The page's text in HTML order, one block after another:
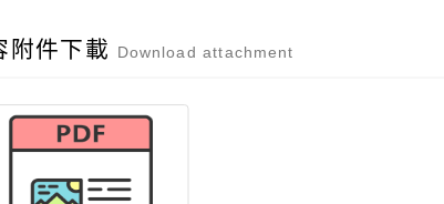
附件下載 Download attachment